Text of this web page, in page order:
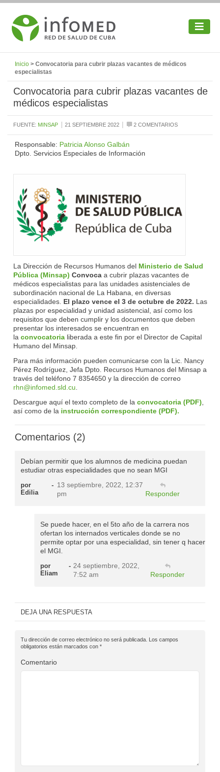
Inicio > Convocatoria para cubrir plazas vacantes de médicos
especialistas
Convocatoria para cubrir plazas vacantes de
médicos especialistas
FUENTE: MINSAP | 21 SEPTIEMBRE 2022 | 2 COMENTARIOS
Responsable: Patricia Alonso Galbán
Dpto. Servicios Especiales de Información
La Dirección de Recursos Humanos del Ministerio de Salud
Pública (Minsap) Convoca a cubrir plazas vacantes de
médicos especialistas para las unidades asistenciales de
subordinación nacional de La Habana, en diversas
especialidades. El plazo vence el 3 de octubre de 2022. Las
plazas por especialidad y unidad asistencial, así como los
requisitos que deben cumplir y los documentos que deben
presentar los interesados se encuentran en
la convocatoria liberada a este fin por el Director de Capital
Humano del Minsap.
Para más información pueden comunicarse con la Lic. Nancy
Pérez Rodríguez, Jefa Dpto. Recursos Humanos del Minsap a
través del teléfono 7 8354650 y la dirección de correo
rhn@infomed.sld.cu
Descargue aquí el texto completo de la convocatoria (PDF)
así como de la instrucción correspondiente (PDF).
Comentarios (2)
Debían permitir que los alumnos de medicina puedan
estudiar otras especialidades que no sean MGI
por
Edilia
- 13 septiembre, 2022, 12:37
pm
Responder
Se puede hacer, en el 5to año de la carrera nos
ofertan los internados verticales donde se no
permite optar por una especialidad, sin tener q hacer
el MGI.
por
Eliam
- 24 septiembre, 2022,
7:52 am
Responder
DEJA UNA RESPUESTA
Tu dirección de correo electrónico no será publicada. Los campos
obligatorios están marcados con *
Comentario